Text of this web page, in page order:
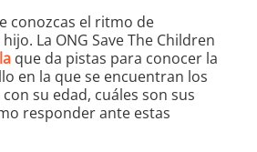
conozcas el ritmo de
La ONG Save The Children
que da pistas para conocer la
en la que se encuentran los
su edad, cuáles son sus
responder ante estas